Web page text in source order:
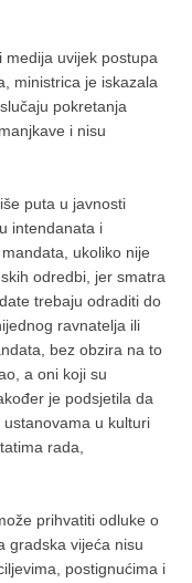
uvijek postupa
ministrica je iskazala
pokretanja
i nisu
puta u javnosti
intendanata i
ukoliko nije
odredbi, jer smatra
trebaju odraditi do
ravnatelja ili
bez obzira na to
a oni koji su
je podsjetila da
u kulturi
rada,
prihvatiti odluke o
gradska vijeća nisu
postignućima i